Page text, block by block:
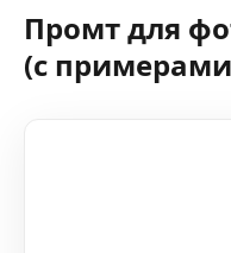
Промт для
(с